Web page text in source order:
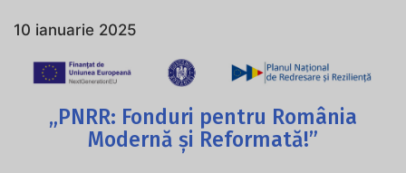
10 ianuarie 2025
„PNRR: Fonduri pentru România
Modernă și Reformată!”